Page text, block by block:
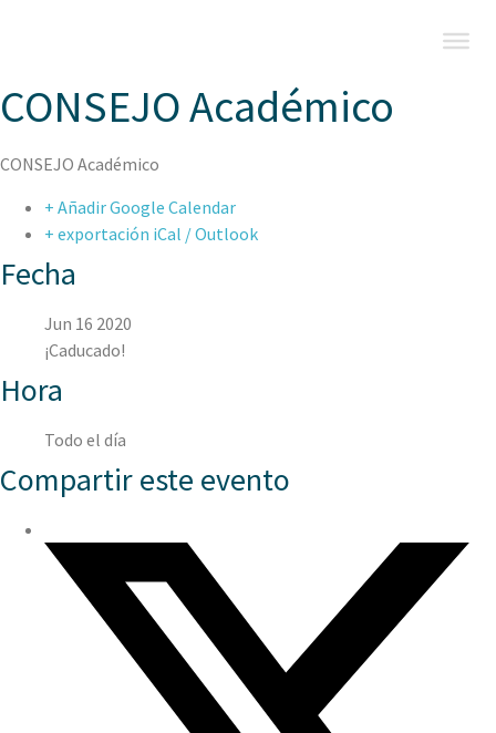
CONSEJO Académico
CONSEJO Académico
+ Añadir Google Calendar
+ exportación iCal / Outlook
Fecha
Jun 16 2020
¡Caducado!
Hora
Todo el día
Compartir este evento